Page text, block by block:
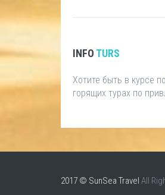
INFO TURS
Хотите быть в курсе
горящих турах по
2017 © SunSea Travel All